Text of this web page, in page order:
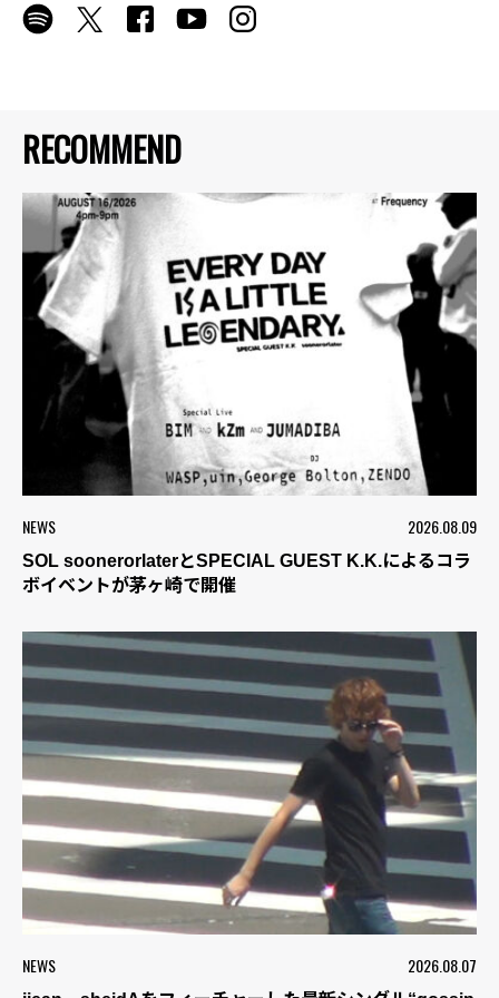
RECOMMEND
NEWS 2026.08.09
SOL soonerorlaterとSPECIAL GUEST K.K.によるコラ
ボイベントが茅ヶ崎で開催
NEWS 2026.08.07